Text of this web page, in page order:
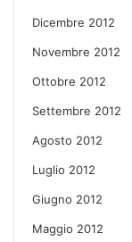
Dicembre 2012
Novembre 2012
Ottobre 2012
Settembre 2012
Agosto 2012
Luglio 2012
Giugno 2012
Maggio 2012